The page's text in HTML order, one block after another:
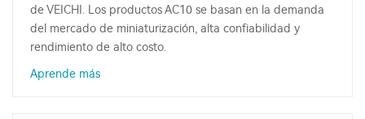
de VEICHI. Los productos AC10 se basan en la demanda
del mercado de miniaturización, alta confiabilidad y
rendimiento de alto costo.
Aprende más